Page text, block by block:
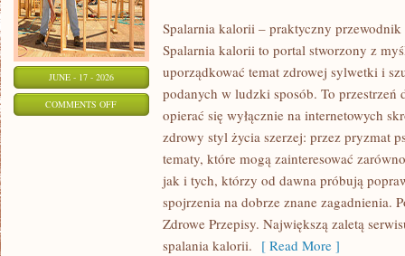
JUNE - 17 - 2026
COMMENTS OFFON
MOTYWACJA
Spalarnia kalorii – praktyczny
Spalarnia kalorii to portal stworzony z
uporządkować temat zdrowej sylwetki i
podanych w ludzki sposób. To
opierać się wyłącznie na internetowych
zdrowy styl życia szerzej: przez pryzmat
tematy, które mogą zainteresować
jak i tych, którzy od dawna próbują
spojrzenia na dobrze znane zagadnienia.
Zdrowe Przepisy. Największą zaletą
spalania kalorii. [ Read More ]